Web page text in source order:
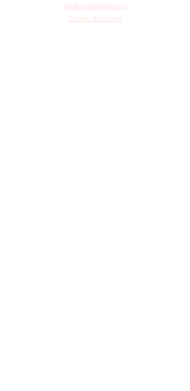
Widerrufsbelehrung
Cookie-Richtlinie